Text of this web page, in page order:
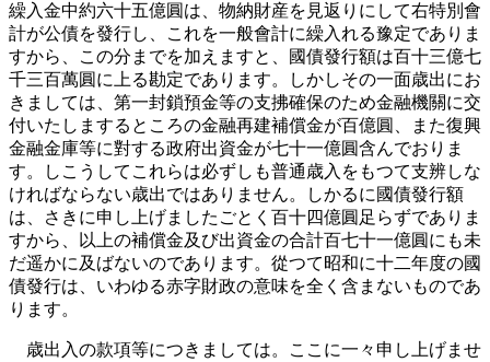
繰入金中約六十五億圓は、物納財産を見返りにして右特別會
計が公債を發行し、これを一般會計に繰入れる豫定でありま
すから、この分までを加えますと、國債發行額は百十三億七
千三百萬圓に上る勘定であります。しかしその一面歳出にお
きましては、第一封鎖預金等の支拂確保のため金融機關に交
付いたしまするところの金融再建補償金が百億圓、また復興
金融金庫等に對する政府出資金が七十一億圓含んでおりま
す。しこうしてこれらは必ずしも普通歳入をもつて支辨しな
ければならない歳出ではありません。しかるに國債發行額
は、さきに申し上げましたごとく百十四億圓足らずでありま
すから、以上の補償金及び出資金の合計百七十一億圓にも未
だ遥かに及ばないのであります。從つて昭和に十二年度の國
債發行は、いわゆる赤字財政の意味を全く含まないものであ
ります。
歳出入の款項等につきましては。ここに一々申し上げませ